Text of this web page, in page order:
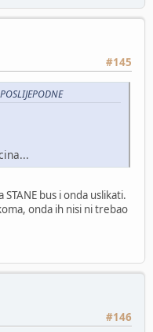
#145
bus i onda uslikati.
onda ih nisi ni trebao
#146